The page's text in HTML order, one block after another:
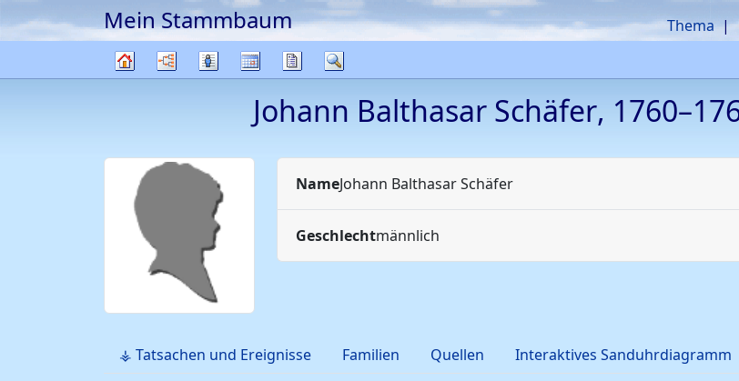
Weiter zu Hauptseite
Mein Stammbaum Thema
Diagramme
Listen KalenderBerichte
Johann Balthasar Schäfer, 1760–
NameJohann BalthasarSchäfer
Geschlechtmännlich
⚶ Tatsachen und Ereignisse Familien Quellen Interaktives Sanduhrdiagramm